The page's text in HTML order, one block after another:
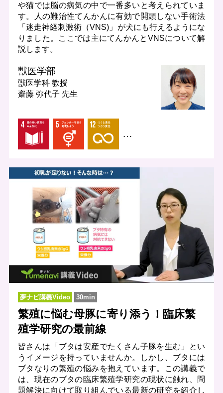
や猫では脳の病気の中で一番多いと考えられていま
す。人の難治性てんかんに有効で開頭しない手術法
「迷走神経刺激術（VNS)」が犬にも行えるようにな
りました。ここでは主にてんかんとVNSについて解
説します。
獣医学部
獣医学科 教授
齋藤 弥代子 先生
…
夢ナビ講義Video 30min
繁殖に悩む母豚に寄り添う！臨床繁
殖学研究の最前線
皆さんは「ブタは安産でたくさん子豚を生む」とい
うイメージを持っていませんか。しかし、ブタには
ブタなりの繁殖の悩みを抱えています。この講義で
は、現在のブタの臨床繁殖学研究の現状に触れ、問
題解決に向けて取り組んでいる最新の研究を紹介し